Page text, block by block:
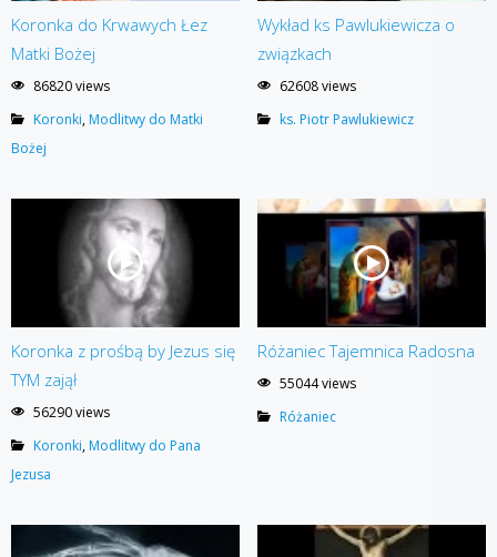
Koronka do Krwawych Łez
Matki Bożej
86820 views
Koronki,Modlitwy do Matki
Bożej
Wykład ks Pawlukiewicza o
związkach
62608 views
ks. Piotr Pawlukiewicz
Koronka z prośbą by Jezus się
TYM zajął
56290 views
Koronki,Modlitwy do Pana
Jezusa
Różaniec Tajemnica Radosna
55044 views
Różaniec